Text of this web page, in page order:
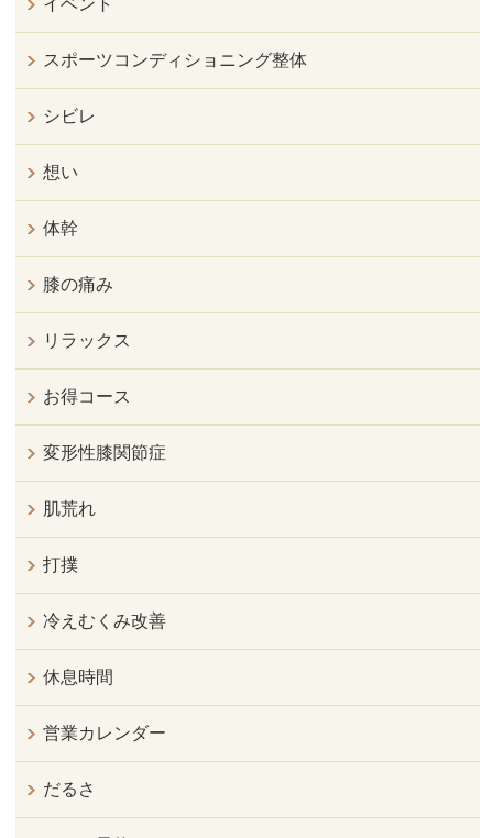
イベント
スポーツコンディショニング整体
シビレ
想い
体幹
膝の痛み
リラックス
お得コース
変形性膝関節症
肌荒れ
打撲
冷えむくみ改善
休息時間
営業カレンダー
だるさ